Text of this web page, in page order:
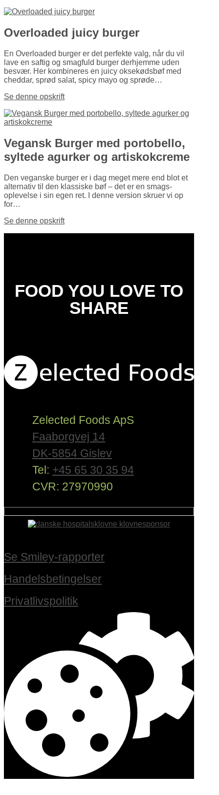
Overloaded juicy burger
En Overloaded burger er det perfekte valg, når du vil
lave en saftig og smagfuld burger derhjemme uden
besvær. Her kombineres en juicy oksekødsbøf med
cheddar, sprød salat, spicy mayo og sprøde…
Se denne opskrift
Vegansk Burger med portobello,
syltede agurker og artiskokcreme
Den veganske burger er i dag meget mere end blot et
alternativ til den klassiske bøf – det er en smags­
oplevelse i sin egen ret. I denne version skruer vi op
for…
Se denne opskrift
FOOD YOU LOVE TO
SHARE
Zelected Foods ApS
Faaborgvej 14
DK-5854 Gislev
Tel: +45 65 30 35 94
CVR: 27970990
Se Smiley-rapporter
Handelsbetingelser
Privatlivspolitik